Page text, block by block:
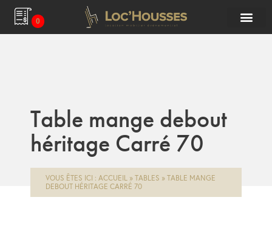
0
Table mange debout
héritage Carré 70
VOUS ÊTES ICI : ACCUEIL » TABLES » TABLE MANGE
DEBOUT HÉRITAGE CARRÉ 70